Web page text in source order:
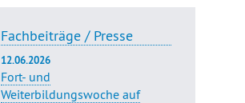
Fachbeiträge / Presse
12.06.2026
Fort- und
Weiterbildungswoche auf